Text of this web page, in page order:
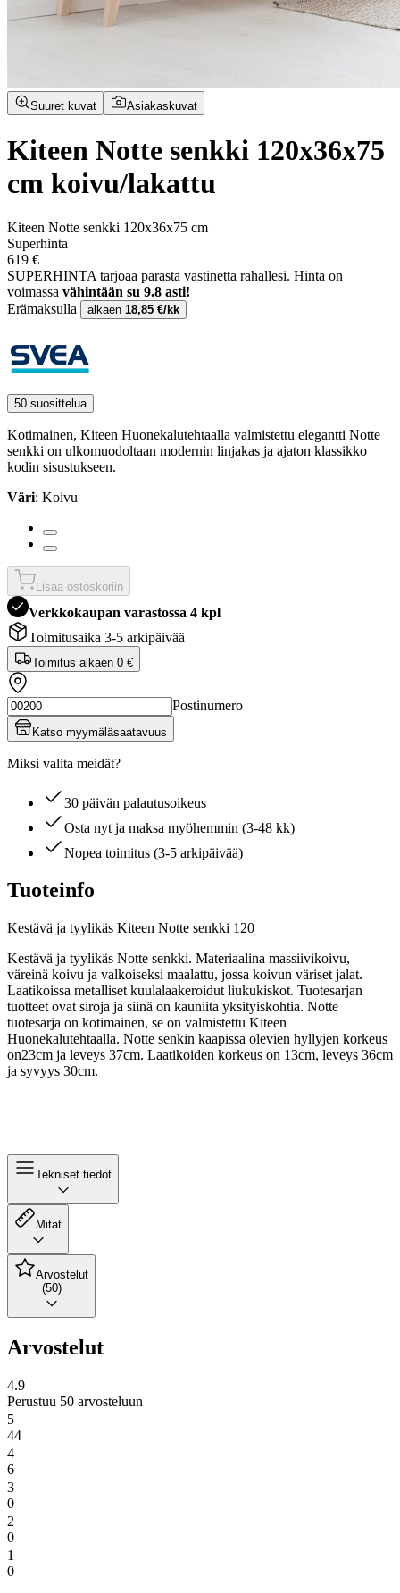
Suuret kuvat Asiakaskuvat
Kiteen Notte senkki 120x36x75
cm koivu/lakattu
Kiteen Notte senkki 120x36x75 cm
Superhinta
619 €
SUPERHINTA tarjoaa parasta vastinetta rahallesi. Hinta on
voimassa vähintään su 9.8 asti!
Erämaksulla
alkaen 18,85 €/kk
50 suosittelua
Kotimainen, Kiteen Huonekalutehtaalla valmistettu elegantti Notte
senkki on ulkomuodoltaan modernin linjakas ja ajaton klassikko
kodin sisustukseen.
Väri: Koivu
Lisää ostoskoriin
Verkkokaupan varastossa 4 kpl
Toimitusaika 3-5 arkipäivää
Toimitus alkaen 0 €
Postinumero
Katso myymäläsaatavuus
Miksi valita meidät?
30 päivän palautusoikeus
Osta nyt ja maksa myöhemmin (3-48 kk)
Nopea toimitus (3-5 arkipäivää)
Tuoteinfo
Kestävä ja tyylikäs Kiteen Notte senkki 120
Kestävä ja tyylikäs Notte senkki. Materiaalina massiivikoivu,
väreinä koivu ja valkoiseksi maalattu, jossa koivun väriset jalat.
Laatikoissa metalliset kuulalaakeroidut liukukiskot. Tuotesarjan
tuotteet ovat siroja ja siinä on kauniita yksityiskohtia. Notte
tuotesarja on kotimainen, se on valmistettu Kiteen
Huonekalutehtaalla. Notte senkin kaapissa olevien hyllyjen korkeus
on23cm ja leveys 37cm. Laatikoiden korkeus on 13cm, leveys 36cm
ja syvyys 30cm.
Tekniset tiedot
Mitat
Arvostelut
(50)
Arvostelut
4.9
Perustuu 50 arvosteluun
5
44
4
6
3
0
2
0
1
0